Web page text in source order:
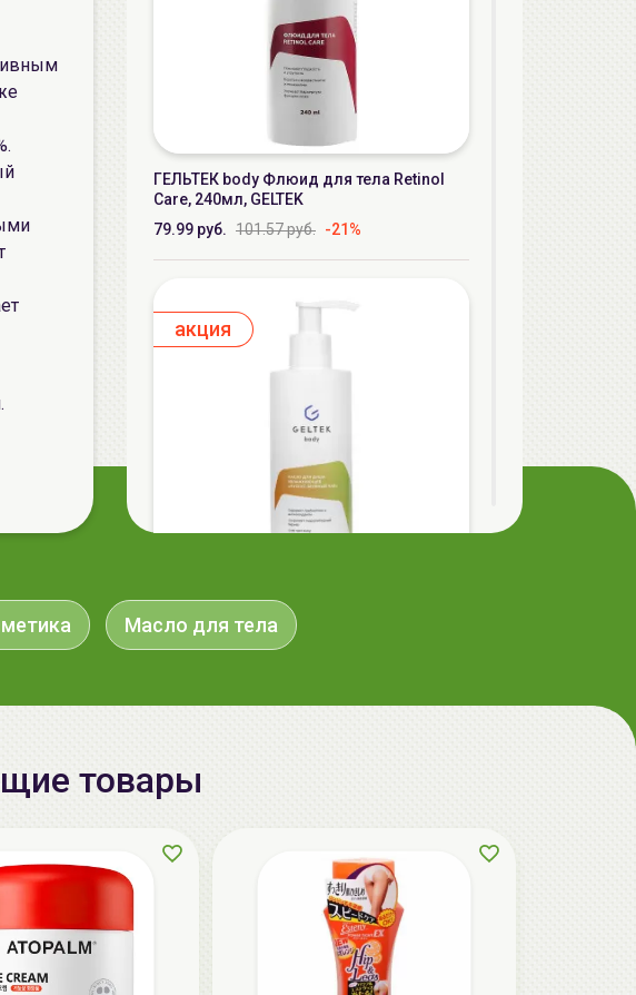
ГЕЛЬТЕК body Флюид для тела Retinol
Care, 240мл, GELTEK
79.99 руб. 101.57 руб. -21%
aкция
ГЕЛЬТЕК body Масло для душа,
увлажняющее, Мускус-зеленый чай,
aкция
Масло для тела
товары